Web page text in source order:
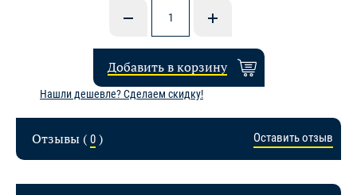
Добавить в корзину
Нашли дешевле? Сделаем скидку!
Отзывы ( 0 ) Оставить отзыв